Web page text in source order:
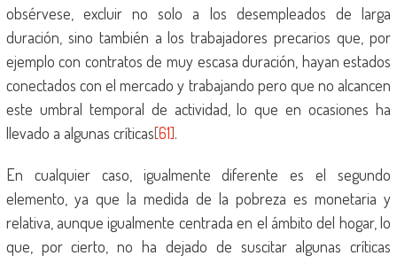
obsérvese, excluir no solo a los desempleados de larga
duración, sino también a los trabajadores precarios que, por
ejemplo con contratos de muy escasa duración, hayan estados
conectados con el mercado y trabajando pero que no alcancen
este umbral temporal de actividad, lo que en ocasiones ha
llevado a algunas críticas[61].
En cualquier caso, igualmente diferente es el segundo
elemento, ya que la medida de la pobreza es monetaria y
relativa, aunque igualmente centrada en el ámbito del hogar, lo
que, por cierto, no ha dejado de suscitar algunas críticas